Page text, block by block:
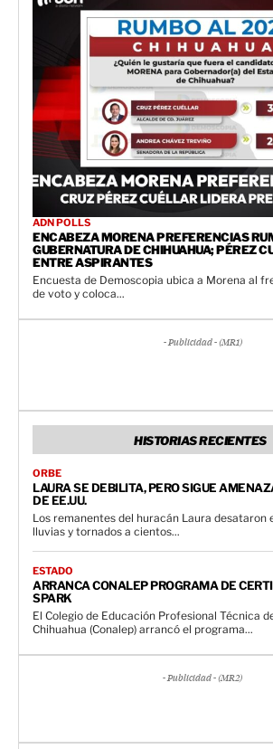
ADN POLLS
ENCABEZA MORENA PREFERENCIAS
GUBERNATURA DE CHIHUAHUA; PÉREZ
ENTRE ASPIRANTES
Encuesta de Demoscopia ubica a Morena al
de voto y coloca...
- Publicidad - (MR1)
HISTORIAS RECIENTES
ORBE
LAURA SE DEBILITA, PERO SIGUE
DE EE.UU.
Los remanentes del huracán Laura desataron
lluvias y tornados a cientos...
ESTADO
ARRANCA CONALEP PROGRAMA DE
SPARK
El Colegio de Educación Profesional Técnica
Chihuahua (Conalep) arrancó el programa...
- Publicidad - (MR2)